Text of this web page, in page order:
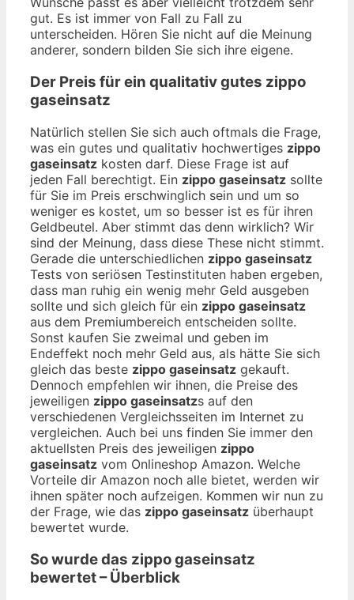
gut. Es ist immer von Fall zu Fall zu
unterscheiden. Hören Sie nicht auf die Meinung
anderer, sondern bilden Sie sich ihre eigene.
Der Preis für ein qualitativ gutes zippo
gaseinsatz
Natürlich stellen Sie sich auch oftmals die Frage,
was ein gutes und qualitativ hochwertiges zippo
gaseinsatz kosten darf. Diese Frage ist auf
jeden Fall berechtigt. Ein zippo gaseinsatz sollte
für Sie im Preis erschwinglich sein und um so
weniger es kostet, um so besser ist es für ihren
Geldbeutel. Aber stimmt das denn wirklich? Wir
sind der Meinung, dass diese These nicht stimmt.
Gerade die unterschiedlichen zippo gaseinsatz
Tests von seriösen Testinstituten haben ergeben,
dass man ruhig ein wenig mehr Geld ausgeben
sollte und sich gleich für ein zippo gaseinsatz
aus dem Premiumbereich entscheiden sollte.
Sonst kaufen Sie zweimal und geben im
Endeffekt noch mehr Geld aus, als hätte Sie sich
gleich das beste zippo gaseinsatz gekauft.
Dennoch empfehlen wir ihnen, die Preise des
jeweiligen zippo gaseinsatzs auf den
verschiedenen Vergleichsseiten im Internet zu
vergleichen. Auch bei uns finden Sie immer den
aktuellsten Preis des jeweiligen zippo
gaseinsatz vom Onlineshop Amazon. Welche
Vorteile dir Amazon noch alle bietet, werden wir
ihnen später noch aufzeigen. Kommen wir nun zu
der Frage, wie das zippo gaseinsatz überhaupt
bewertet wurde.
So wurde das zippo gaseinsatz
bewertet – Überblick